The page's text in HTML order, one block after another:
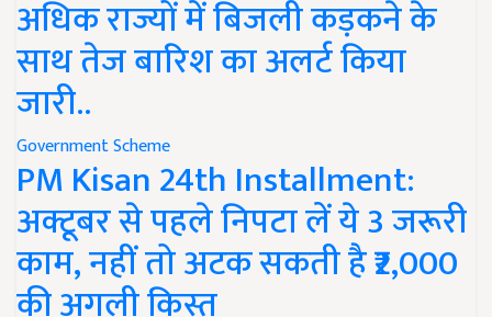
अधिक राज्यों में बिजली कड़कने के
साथ तेज बारिश का अलर्ट किया
जारी..
Government Scheme
PM Kisan 24th Installment:
अक्टूबर से पहले निपटा लें ये 3 जरूरी
काम, नहीं तो अटक सकती है ₹2,000
की अगली किस्त